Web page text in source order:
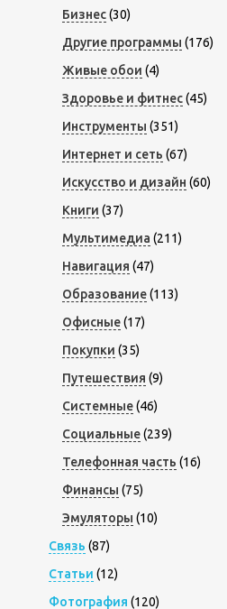
Бизнес(30)
Другие программы (176)
Живые обои (4)
Здоровье и фитнес(45)
Инструменты (351)
Интернет и сеть (67)
Искусство и дизайн (60)
Книги (37)
Мультимедиа (211)
Навигация (47)
Образование(113)
Офисные(17)
Покупки (35)
Путешествия (9)
Системные(46)
Социальные(239)
Телефонная часть (16)
Финансы (75)
Эмуляторы (10)
Связь (87)
Статьи (12)
Фотография (120)